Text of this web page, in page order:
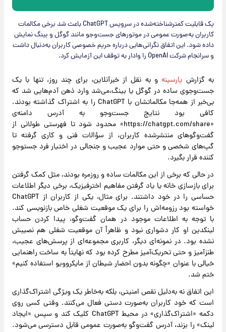
یک قابلیت کمترشناخته‌شده در سرویس ChatGPT باعث شد برخی مکالمات
کاربران به‌صورت عمومی در موتورهای جست‌وجو مانند گوگل و بینگ نمایش
داده شود. این اتفاق نگرانی‌هایی درباره حریم خصوصی کاربران به‌دنبال داشت
و سرانجام شرکت OpenAI را وادار به توقف این آزمایش کرد.
به گزارش پارسینهو به نقل از خبرآنلاین، برای چند روز، تنها با یک
جست‌وجوی ساده در گوگل یا بینگ،می‌شد وارد ذهن آدم‌هایی شد که
بی‌خبر از همه‌جا مکالماتشان با ChatGPT را به اشتراک گذاشته بودند.
کافی بود نتایج جست‌وجو به آدرس دامنه‌ی
«https://chatgpt.com/share» محدود شود تا فهرستی طولانی از
گفت‌وگوهای منتشرشده کاربران، از سؤالات فنی و کاری گرفته تا
گپ‌های شخصی و حتی موارد عجیب و جنجالی در اختیار فرد جستوجو
کننده قرار بگیرد.
در حالی که برخی از این مکالمات ساده و روزمره‌ بودند، مثل کمک گرفتن
برای بازسازی خانه یا یاد گرفتن مفاهیم اخترفیزیک، برخی دیگر اطلاعات
حساسی را در خود داشتند. برای مثال، یکی از کاربران از ChatGPT
خواسته بود رزومه‌اش را برای یک موقعیت شغلی خاص بازنویسی کند.
با توجه به اطلاعات موجود در همان گفت‌وگو، پیدا کردن حساب
لینکدین او کار دشواری نبود و ظاهراً آن موقعیت شغلی هم نصیبش
نشده بود. در نمونه‌ای دیگر، کاربری مجموعه‌ای از پرسش‌های عجیب،
طنزآمیز و حتی تحریک‌آمیز مطرح کرده بود که نهایتاً به ساخت راهنمایی
خیالی با عنوان «چگونه بدون احضار شیطان از مایکروویو استفاده کنیم»
ختم شد.
این اتفاق نه به‌دلیل نقص امنیتی، بلکه به‌خاطر یک ویژگی اشتراک‌گذاری
است که خود کاربران به‌صورت دستی فعال می‌کنند. وقتی کسی روی
دکمه «اشتراک‌گذاری» در محیط ChatGPT کلیک کند و سپس «ایجاد
لینک» را بزند، آدرس گفت‌وگو به‌صورت عمومی قابل دسترسی می‌شود.